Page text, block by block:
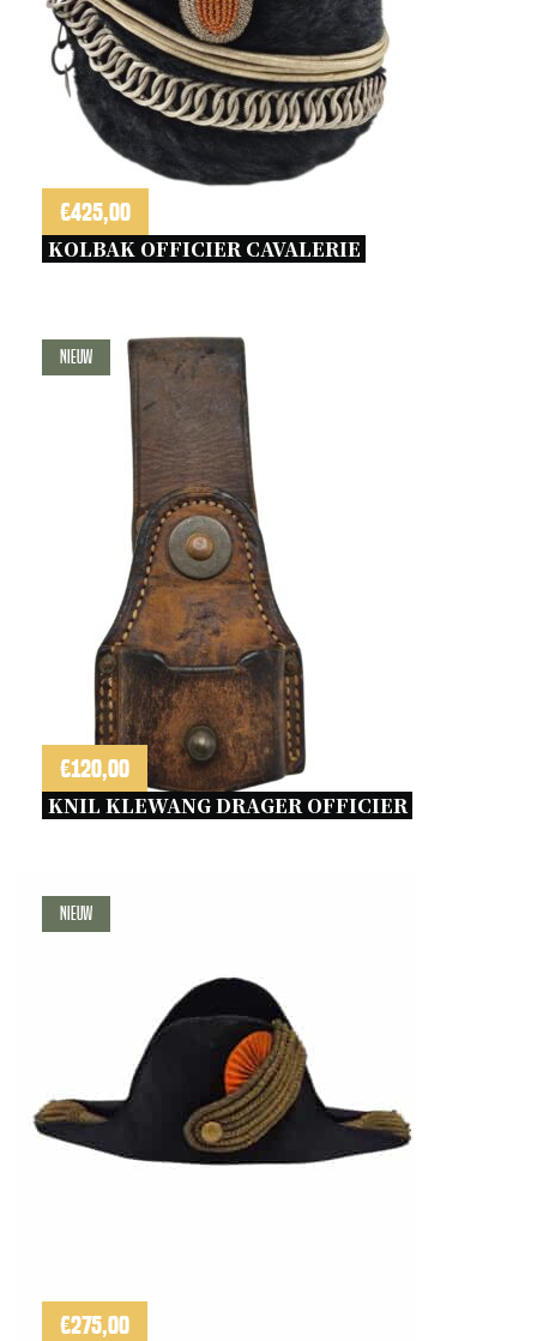
€425,00
KOLBAK OFFICIER CAVALERIE
Nieuw
€120,00
KNIL KLEWANG DRAGER OFFICIER
Nieuw
€275,00